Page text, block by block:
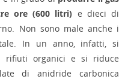
ore (600 litri) e dieci di
Non sono male anche i
In un anno, infatti, si
rifiuti organici e si riduce
di anidride carbonica